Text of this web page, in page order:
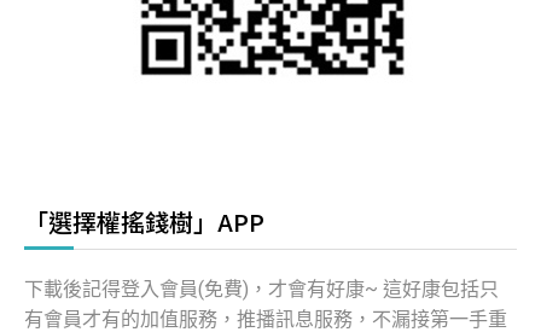
「選擇權搖錢樹」APP
下載後記得登入會員(免費)，才會有好康~ 這好康包括只
有會員才有的加值服務，推播訊息服務，不漏接第一手重